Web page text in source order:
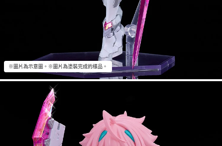
※圖片為示意圖。※圖片為塗裝完成的樣品。